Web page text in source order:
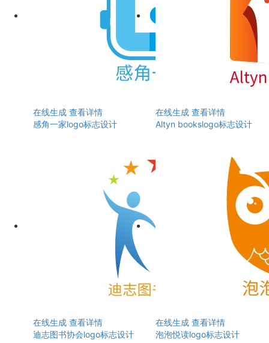
在线生成 查看详情
感角一家logo标志设计
在线生成 查看详情
Altyn bookslogo标志设计
在线生成 查看详情
迪志图书协会logo标志设计
在线生成 查看详情
泡泡悦读logo标志设计